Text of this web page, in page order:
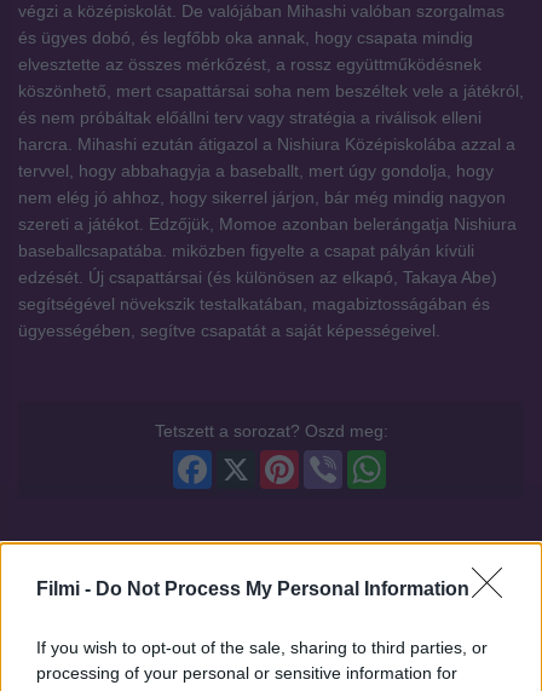
Filmi - Do Not Process My Personal Information
If you wish to opt-out of the sale, sharing to third parties, or
processing of your personal or sensitive information for
végzi a középiskolát. De valójában Mihashi valóban szorgalmas
és ügyes dobó, és legfőbb oka annak, hogy csapata mindig
elvesztette az összes mérkőzést, a rossz együttműködésnek
köszönhető, mert csapattársai soha nem beszéltek vele a játékról,
és nem próbáltak előállni terv vagy stratégia a riválisok elleni
harcra. Mihashi ezután átigazol a Nishiura Középiskolába azzal a
tervvel, hogy abbahagyja a baseballt, mert úgy gondolja, hogy
nem elég jó ahhoz, hogy sikerrel járjon, bár még mindig nagyon
szereti a játékot. Edzőjük, Momoe azonban belerángatja Nishiura
baseballcsapatába. miközben figyelte a csapat pályán kívüli
edzését. Új csapattársai (és különösen az elkapó, Takaya Abe)
segítségével növekszik testalkatában, magabiztosságában és
ügyességében, segítve csapatát a saját képességeivel.
Tetszett a sorozat? Oszd meg:
Viber
Pinterest
Facebook
Hasonló sorozatok